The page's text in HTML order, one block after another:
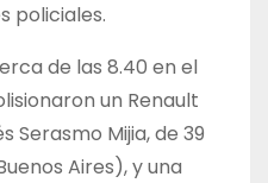
policiales.
de las 8.40 en el
un Renault
Serasmo Mijia, de 39
Aires), y una